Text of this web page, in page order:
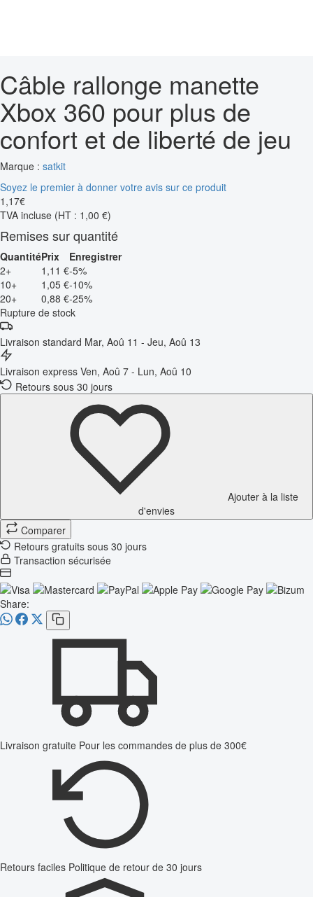
Câble rallonge manette
Xbox 360 pour plus de
confort et de liberté de jeu
Marque : satkit
Soyez le premier à donner votre avis sur ce produit
1 ,17€
TVA incluse (HT : 1,00 €)
Remises sur quantité
QuantitéPrix
Enregistrer
2+
1,11 €-5%
10+
1,05 €-10%
20+
0,88 €-25%
Rupture de stock
Livraison standard Mar, Aoû 11 - Jeu, Aoû 13
Livraison express Ven, Aoû 7 - Lun, Aoû 10
Retours sous 30 jours
Ajouter à la liste
d'envies
Comparer
Retours gratuits sous 30 jours
Transaction sécurisée
Share:
Livraison gratuite Pour les commandes de plus de 300€
Retours faciles Politique de retour de 30 jours